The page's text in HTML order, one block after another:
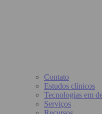
Contato
Estudos clínicos
Tecnologias em
Serviços